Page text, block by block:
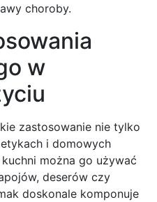
choroby.
w
zastosowanie nie tylko
i domowych
można go używać
deserów czy
doskonale komponuje